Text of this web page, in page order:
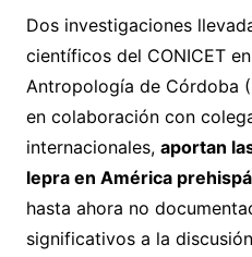
Dos investigaciones
científicos del CONICET
Antropología de Córdoba
en colaboración con
internacionales, aportan
lepra en América
hasta ahora no
significativos a la